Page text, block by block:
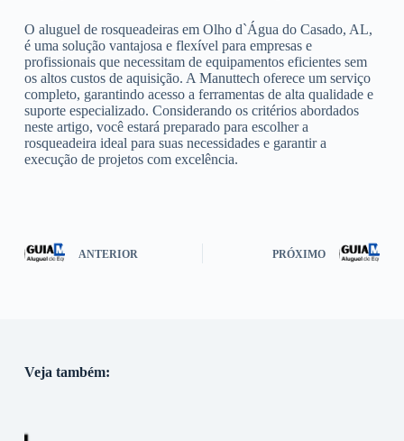
O aluguel de rosqueadeiras em Olho d`Água do Casado, AL,
é uma solução vantajosa e flexível para empresas e
profissionais que necessitam de equipamentos eficientes sem
os altos custos de aquisição. A Manuttech oferece um serviço
completo, garantindo acesso a ferramentas de alta qualidade e
suporte especializado. Considerando os critérios abordados
neste artigo, você estará preparado para escolher a
rosqueadeira ideal para suas necessidades e garantir a
execução de projetos com excelência.
ANTERIOR PRÓXIMO
Veja também: